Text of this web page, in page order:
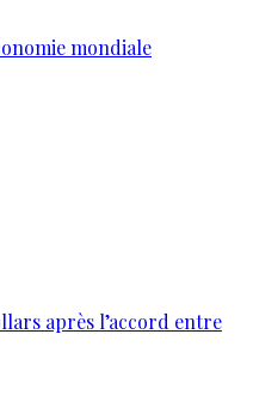
mondiale
après l’accord entre